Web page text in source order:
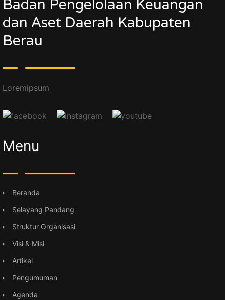
Badan Pengelolaan Keuangan
dan Aset Daerah Kabupaten
Berau
Loremipsum
Menu
Beranda
Selayang Pandang
Struktur Organisasi
Visi & Misi
Artikel
Pengumuman
Agenda